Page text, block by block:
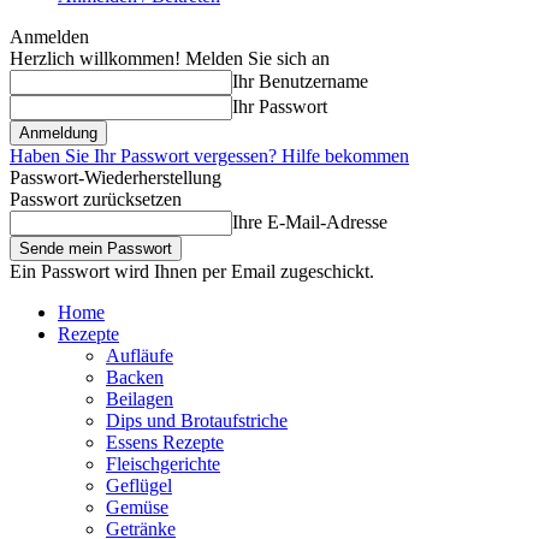
Anmelden
Herzlich willkommen! Melden Sie sich an
Ihr Benutzername
Ihr Passwort
Haben Sie Ihr Passwort vergessen? Hilfe bekommen
Passwort-Wiederherstellung
Passwort zurücksetzen
Ihre E-Mail-Adresse
Ein Passwort wird Ihnen per Email zugeschickt.
Home
Rezepte
Aufläufe
Backen
Beilagen
Dips und Brotaufstriche
Essens Rezepte
Fleischgerichte
Geflügel
Gemüse
Getränke